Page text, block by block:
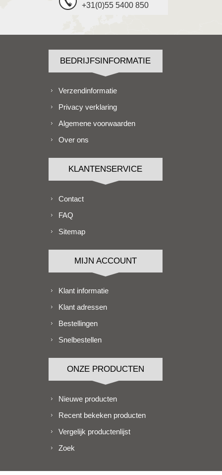
+31(0)55 5400 850
BEDRIJFSINFORMATIE
Verzendinformatie
Privacy verklaring
Algemene voorwaarden
Over ons
KLANTENSERVICE
Contact
FAQ
Sitemap
MIJN ACCOUNT
Klant informatie
Klant adressen
Bestellingen
Snelbestellen
ONZE PRODUCTEN
Nieuwe producten
Recent bekeken producten
Vergelijk productenlijst
Zoek